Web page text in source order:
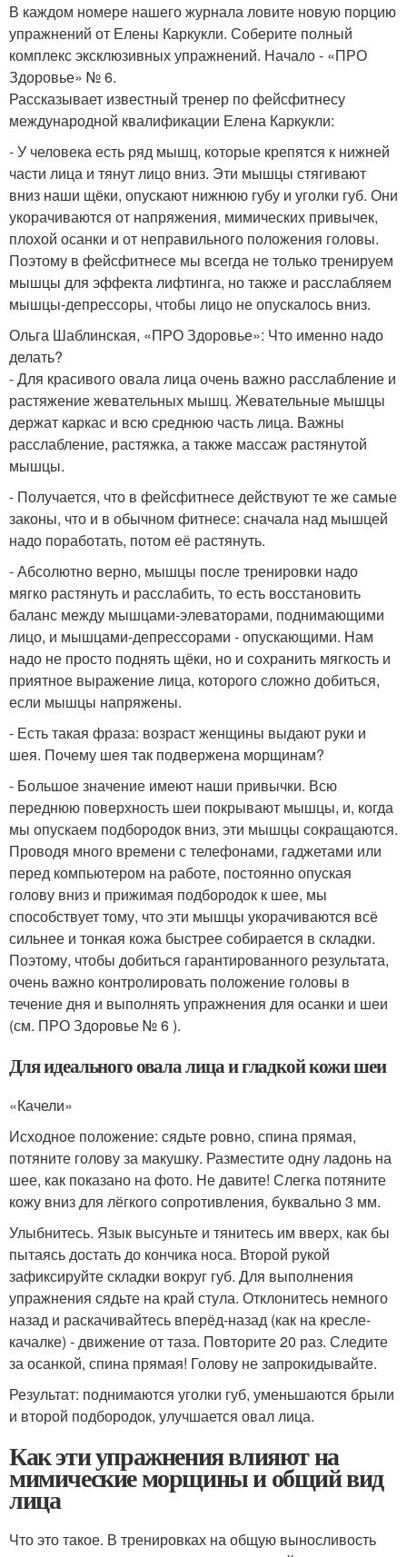
В каждом номере нашего журнала ловите новую порцию
упражнений от Елены Каркукли. Соберите полный
комплекс эксклюзивных упражнений. Начало - «ПРО
Здоровье» № 6.
Рассказывает известный тренер по фейсфитнесу
международной квалификации Елена Каркукли:
- У человека есть ряд мышц, которые крепятся к нижней
части лица и тянут лицо вниз. Эти мышцы стягивают
вниз наши щёки, опускают нижнюю губу и уголки губ. Они
укорачиваются от напряжения, мимических привычек,
плохой осанки и от неправильного положения головы.
Поэтому в фейсфитнесе мы всегда не только тренируем
мышцы для эффекта лифтинга, но также и расслабляем
мышцы-депрессоры, чтобы лицо не опускалось вниз.
Ольга Шаблинская, «ПРО Здоровье»: Что именно надо
делать?
- Для красивого овала лица очень важно расслабление и
растяжение жевательных мышц. Жевательные мышцы
держат каркас и всю среднюю часть лица. Важны
расслабление, растяжка, а также массаж растянутой
мышцы.
- Получается, что в фейсфитнесе действуют те же самые
законы, что и в обычном фитнесе: сначала над мышцей
надо поработать, потом её растянуть.
- Абсолютно верно, мышцы после тренировки надо
мягко растянуть и расслабить, то есть восстановить
баланс между мышцами-элеваторами, поднимающими
лицо, и мышцами-депрессорами - опускающими. Нам
надо не просто поднять щёки, но и сохранить мягкость и
приятное выражение лица, которого сложно добиться,
если мышцы напряжены.
- Есть такая фраза: возраст женщины выдают руки и
шея. Почему шея так подвержена морщинам?
- Большое значение имеют наши привычки. Всю
переднюю поверхность шеи покрывают мышцы, и, когда
мы опускаем подбородок вниз, эти мышцы сокращаются.
Проводя много времени с телефонами, гаджетами или
перед компьютером на работе, постоянно опуская
голову вниз и прижимая подбородок к шее, мы
способствует тому, что эти мышцы укорачиваются всё
сильнее и тонкая кожа быстрее собирается в складки.
Поэтому, чтобы добиться гарантированного результата,
очень важно контролировать положение головы в
течение дня и выполнять упражнения для осанки и шеи
(см. ПРО Здоровье № 6 ).
Для идеального овала лица и гладкой кожи шеи
«Качели»
Исходное положение: сядьте ровно, спина прямая,
потяните голову за макушку. Разместите одну ладонь на
шее, как показано на фото. Не давите! Слегка потяните
кожу вниз для лёгкого сопротивления, буквально 3 мм.
Улыбнитесь. Язык высуньте и тянитесь им вверх, как бы
пытаясь достать до кончика носа. Второй рукой
зафиксируйте складки вокруг губ.​ Для выполнения
упражнения сядьте на край стула. Отклонитесь немного
назад и раскачивайтесь вперёд-назад (как на кресле-
качалке) - движение от таза. Повторите 20 раз.​ Следите
за осанкой, спина прямая! Голову не запрокидывайте.
Результат: поднимаются уголки губ, уменьшаются брыли
и второй подбородок, ​улучшается овал лица.
Как эти упражнения влияют на
мимические морщины и общий вид
лица
Что это такое. В тренировках на общую выносливость